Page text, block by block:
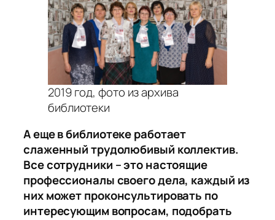
2019 год, фото из архива
библиотеки
А еще в библиотеке работает
слаженный трудолюбивый коллектив.
Все сотрудники – это настоящие
профессионалы своего дела, каждый из
них может проконсультировать по
интересующим вопросам, подобрать